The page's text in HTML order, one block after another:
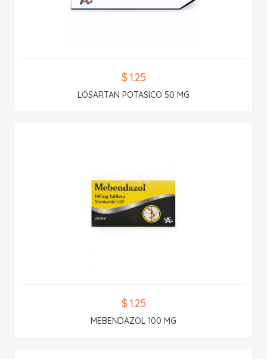
$ 1.25
LOSARTAN POTASICO 50 MG
$ 1.25
MEBENDAZOL 100 MG